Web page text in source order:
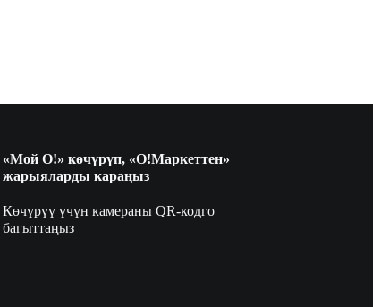
«Мой О!» көчүрүп, «О!Маркеттен»
жарыяларды караңыз
Көчүрүү үчүн камераны QR-кодго
багыттаңыз